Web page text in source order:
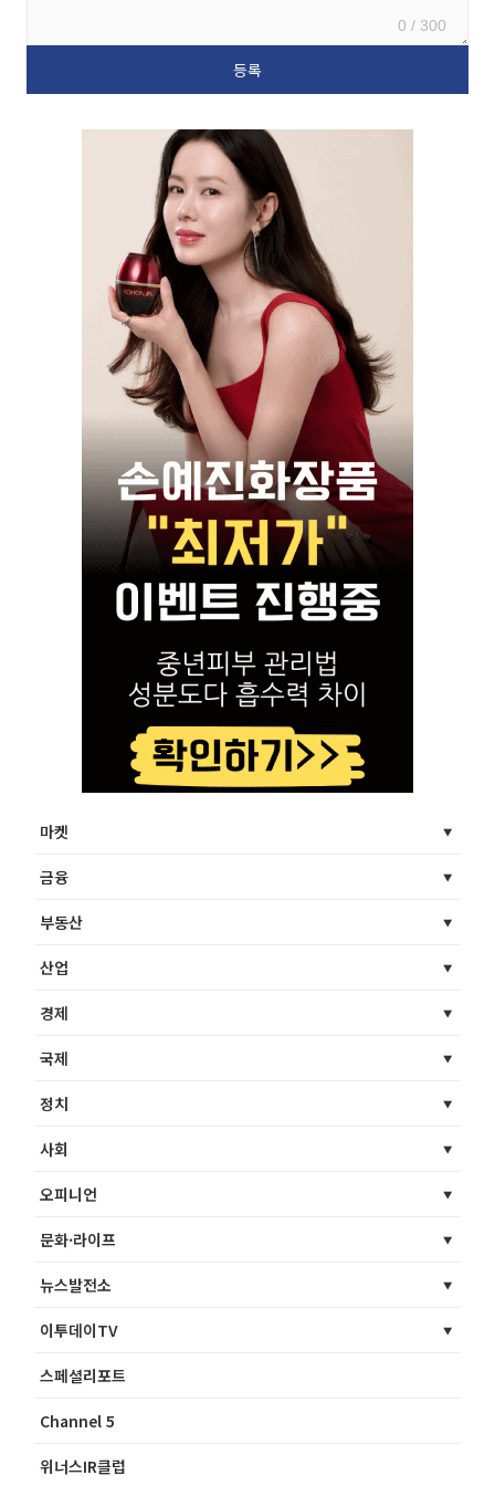
0 / 300
마켓
금융
부동산
산업
경제
국제
정치
사회
오피니언
문화·라이프
뉴스발전소
이투데이TV
스페셜리포트
Channel 5
위너스IR클럽